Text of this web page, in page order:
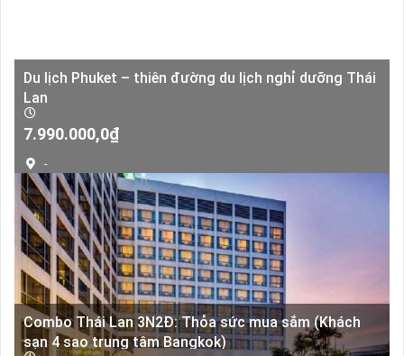
Du lịch Phuket – thiên đường du lịch nghỉ dưỡng Thái
Lan
Giá
là:
7.990.000,0₫.
7.990.000,0₫Giá
là:
7.990.000,0₫.
-
Combo Thái Lan 3N2Đ: Thỏa sức mua sắm (Khách
sạn 4 sao trung tâm Bangkok)